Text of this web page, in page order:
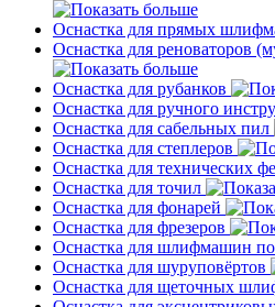
Оснастка для прямых
Оснастка для реноваторов
Оснастка для рубанков
Оснастка для ручного
Оснастка для сабельных пил
Оснастка для степлеров
Оснастка для технических
Оснастка для точил
Оснастка для фонарей
Оснастка для фрезеров
Оснастка для шлифмашин по
Оснастка для шуруповёртов
Оснастка для щеточных